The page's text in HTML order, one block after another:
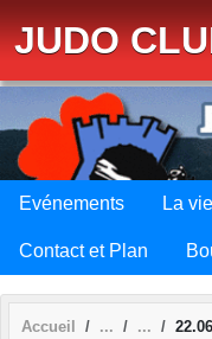
JUDO
Evénements La
Contact et Plan
Accueil